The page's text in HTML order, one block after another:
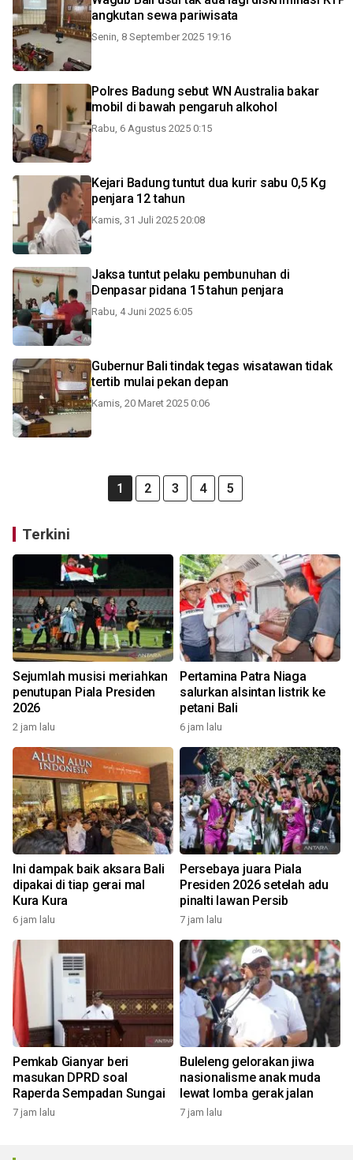
angkutan sewa pariwisata
Senin, 8 September 2025 19:16
Polres Badung sebut WN Australia bakar
mobil di bawah pengaruh alkohol
Rabu, 6 Agustus 2025 0:15
Kejari Badung tuntut dua kurir sabu 0,5 Kg
penjara 12 tahun
Kamis, 31 Juli 2025 20:08
Jaksa tuntut pelaku pembunuhan di
Denpasar pidana 15 tahun penjara
Rabu, 4 Juni 2025 6:05
Gubernur Bali tindak tegas wisatawan tidak
tertib mulai pekan depan
Kamis, 20 Maret 2025 0:06
1 2 3 4 5
Terkini
Sejumlah musisi meriahkan
penutupan Piala Presiden
2026
2 jam lalu
Pertamina Patra Niaga
salurkan alsintan listrik ke
petani Bali
6 jam lalu
Ini dampak baik aksara Bali
dipakai di tiap gerai mal
Kura Kura
6 jam lalu
Persebaya juara Piala
Presiden 2026 setelah adu
pinalti lawan Persib
7 jam lalu
Pemkab Gianyar beri
masukan DPRD soal
Raperda Sempadan Sungai
7 jam lalu
Buleleng gelorakan jiwa
nasionalisme anak muda
lewat lomba gerak jalan
7 jam lalu